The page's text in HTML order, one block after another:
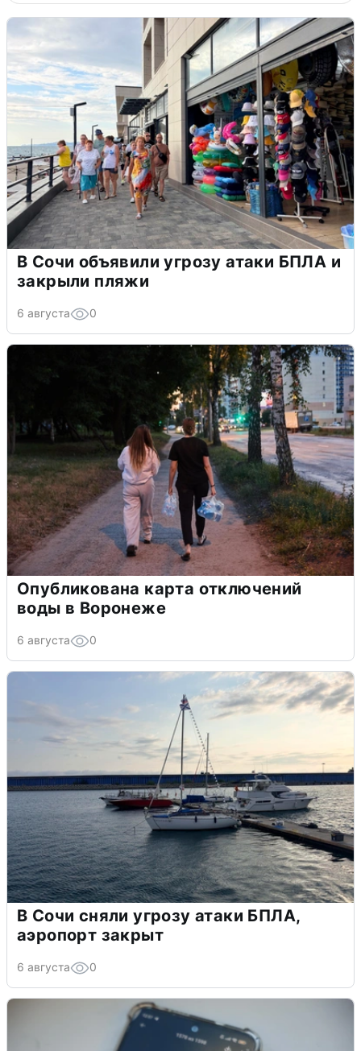
В Сочи объявили угрозу атаки БПЛА и
закрыли пляжи
6 августа 0
Опубликована карта отключений
воды в Воронеже
6 августа 0
В Сочи сняли угрозу атаки БПЛА,
аэропорт закрыт
6 августа 0